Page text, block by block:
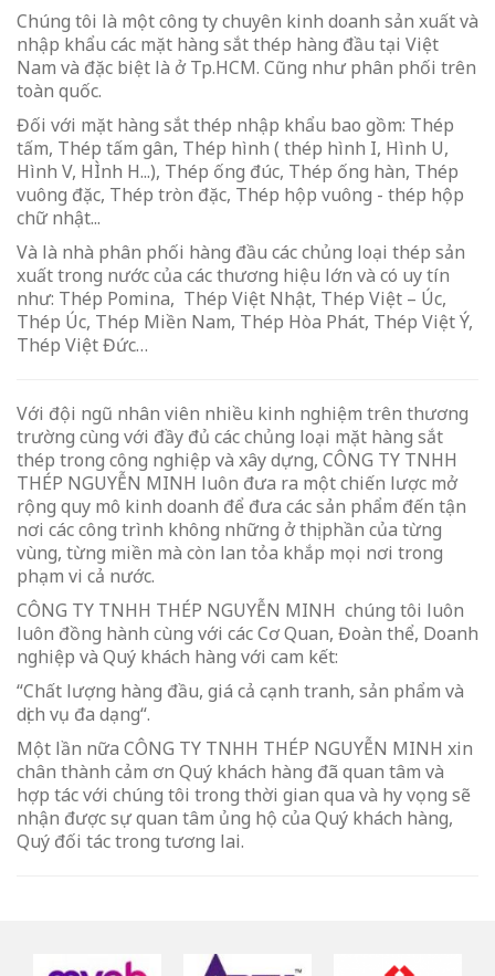
Chúng tôi là một công ty chuyên kinh doanh sản xuất và
nhập khẩu các mặt hàng sắt thép hàng đầu tại Việt
Nam và đặc biệt là ở Tp.HCM. Cũng như phân phối trên
toàn quốc.
Đối với mặt hàng sắt thép nhập khẩu bao gồm: Thép
tấm, Thép tấm gân, Thép hình ( thép hình I, Hình U,
Hình V, HÌnh H...), Thép ống đúc, Thép ống hàn, Thép
vuông đặc, Thép tròn đặc, Thép hộp vuông - thép hộp
chữ nhật...
Và là nhà phân phối hàng đầu các chủng loại thép sản
xuất trong nước của các thương hiệu lớn và có uy tín
như: Thép Pomina, Thép Việt Nhật, Thép Việt – Úc,
Thép Úc, Thép Miền Nam, Thép Hòa Phát, Thép Việt Ý,
Thép Việt Đức…
Với đội ngũ nhân viên nhiều kinh nghiệm trên thương
trường cùng với đầy đủ các chủng loại mặt hàng sắt
thép trong công nghiệp và xây dựng, CÔNG TY TNHH
THÉP NGUYỄN MINH luôn đưa ra một chiến lược mở
rộng quy mô kinh doanh để đưa các sản phẩm đến tận
nơi các công trình không những ở thị phần của từng
vùng, từng miền mà còn lan tỏa khắp mọi nơi trong
phạm vi cả nước.
CÔNG TY TNHH THÉP NGUYỄN MINH chúng tôi luôn
luôn đồng hành cùng với các Cơ Quan, Đoàn thể, Doanh
nghiệp và Quý khách hàng với cam kết:
“Chất lượng hàng đầu, giá cả cạnh tranh, sản phẩm và
dịch vụ đa dạng“.
Một lần nữa CÔNG TY TNHH THÉP NGUYỄN MINH xin
chân thành cảm ơn Quý khách hàng đã quan tâm và
hợp tác với chúng tôi trong thời gian qua và hy vọng sẽ
nhận được sự quan tâm ủng hộ của Quý khách hàng,
Quý đối tác trong tương lai.